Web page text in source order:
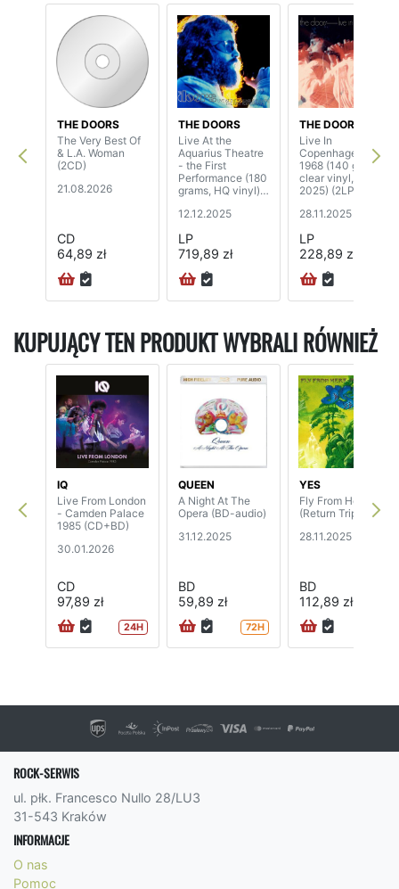
THE DOORS
The Very Best Of
& L.A. Woman
(2CD)
21.08.2026
CD
64,89 zł
THE DOORS
Live At the
Aquarius Theatre
- the First
Performance (180
grams, HQ vinyl)
12.12.2025
LP
719,89 zł
THE DOORS
Live In
Copenhagen,
1968 (140 grams,
clear vinyl, RSD
2025) (2LP)
28.11.2025
LP
228,89 zł
KUPUJĄCY TEN PRODUKT WYBRALI RÓWNIEŻ
IQ
Live From London
- Camden Palace
1985 (CD+BD)
30.01.2026
CD
97,89 zł
24H
QUEEN
A Night At The
Opera (BD-audio)
31.12.2025
BD
59,89 zł
72H
YES
Fly From Here
(Return Trip)
28.11.2025
BD
112,89 zł
ROCK-SERWIS
ul. płk. Francesco Nullo 28/LU3
31-543 Kraków
INFORMACJE
O nas
Pomoc